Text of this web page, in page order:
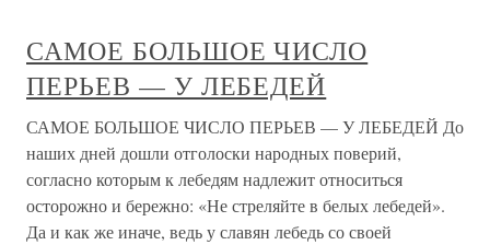
САМОЕ БОЛЬШОЕ ЧИСЛО
ПЕРЬЕВ — У ЛЕБЕДЕЙ
САМОЕ БОЛЬШОЕ ЧИСЛО ПЕРЬЕВ — У ЛЕБЕДЕЙ До
наших дней дошли отголоски народных поверий,
согласно которым к лебедям надлежит относиться
осторожно и бережно: «Не стреляйте в белых лебедей».
Да и как же иначе, ведь у славян лебедь со своей